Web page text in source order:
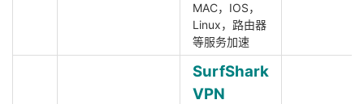
MAC，IOS，
Linux，路由器
等服务加速
SurfShark
VPN